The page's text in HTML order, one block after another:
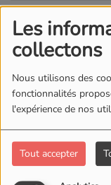
Les
collectons
Nous utilisons des
fonctionnalités
l'expérience de nos
Tout accepter